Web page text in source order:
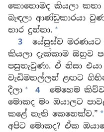
කොහොමද කියලා කතා
බැඳලා ආණ්ඩුකාරයා
භාර දුන්නා. +
3
යේසුස්ව මරණයට
කියලා දැක්කාම ඔහුව
පසුතැවුණා. ඒ නිසා
වැඩිමහල්ලන් ළඟට
දීලා + 4
මෙහෙම
මොකද මං ඔයාලට
කළේ නැති කෙනෙක්ව.” *
අපිට මොකද? ඒක